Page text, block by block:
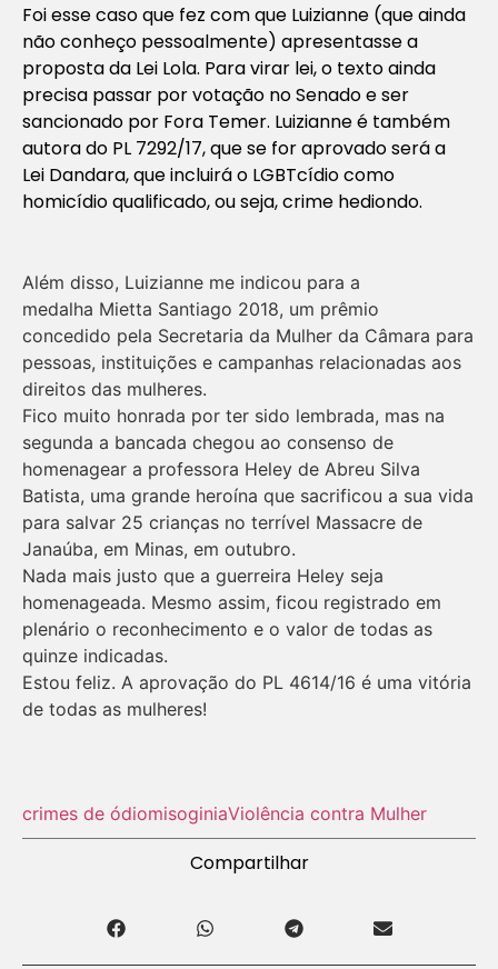
Foi esse caso que fez com que Luizianne (que ainda
não conheço pessoalmente) apresentasse a
proposta da Lei Lola. Para virar lei, o texto ainda
precisa passar por votação no Senado e ser
sancionado por Fora Temer. Luizianne é também
autora do PL 7292/17, que se for aprovado será a
Lei Dandara, que incluirá o LGBTcídio como
homicídio qualificado, ou seja, crime hediondo.
Além disso, Luizianne me indicou para a
medalha Mietta Santiago 2018, um prêmio
concedido pela Secretaria da Mulher da Câmara para
pessoas, instituições e campanhas relacionadas aos
direitos das mulheres.
Fico muito honrada por ter sido lembrada, mas na
segunda a bancada chegou ao consenso de
homenagear a professora Heley de Abreu Silva
Batista, uma grande heroína que sacrificou a sua vida
para salvar 25 crianças no terrível Massacre de
Janaúba, em Minas, em outubro.
Nada mais justo que a guerreira Heley seja
homenageada. Mesmo assim, ficou registrado em
plenário o reconhecimento e o valor de todas as
quinze indicadas.
Estou feliz. A aprovação do PL 4614/16 é uma vitória
de todas as mulheres!
crimes de ódiomisoginiaViolência contra Mulher
Compartilhar